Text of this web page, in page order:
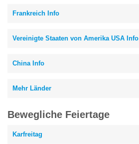
Frankreich Info
Vereinigte Staaten von Amerika USA Info
China Info
Mehr Länder
Bewegliche Feiertage
Karfreitag